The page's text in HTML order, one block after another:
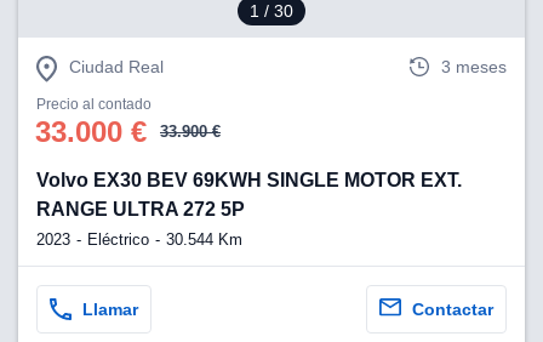
1 / 30
Ciudad Real 3 meses
Precio al contado
33.000 € 33.900 €
Volvo EX30 BEV 69KWH SINGLE MOTOR EXT.
RANGE ULTRA 272 5P
2023 Eléctrico 30.544 Km
Llamar Contactar